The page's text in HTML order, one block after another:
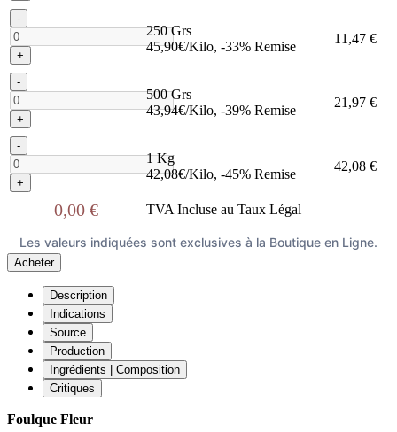
-
+
250 Grs
45,90€/Kilo, -33% Remise
11,47 €
-
+
500 Grs
43,94€/Kilo, -39% Remise
21,97 €
-
+
1 Kg
42,08€/Kilo, -45% Remise
42,08 €
0,00 € TVA Incluse au Taux Légal
Les valeurs indiquées sont exclusives à la Boutique en Ligne.
Acheter
Description
Indications
Source
Production
Ingrédients | Composition
Critiques
Foulque Fleur